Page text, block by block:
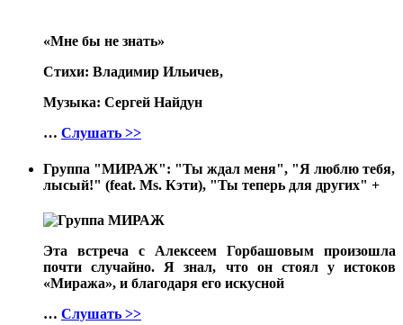
«Мне бы не знать»
Стихи: Владимир Ильичев,
Музыка: Сергей Найдун
… Слушать >>
Группа "МИРАЖ": "Ты ждал меня", "Я люблю тебя,
лысый!" (feat. Ms. Кэти), "Ты теперь для других" +
Эта встреча с Алексеем Горбашовым произошла
почти случайно. Я знал, что он стоял у истоков
«Миража», и благодаря его искусной
… Слушать >>